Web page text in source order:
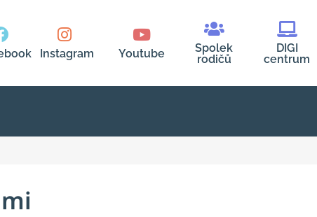
Instagram Youtube
Spolek
rodičů
DIGI
centrum